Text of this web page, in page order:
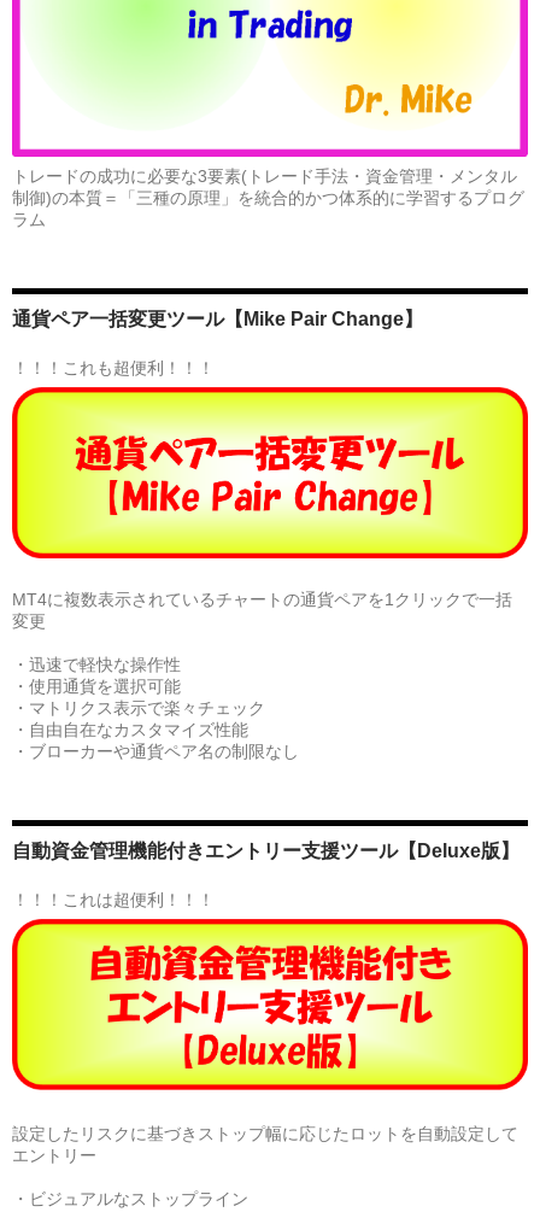
と
レ
ー
ド
点
♪
トレードの成功に必要な3要素(トレード手法・資金管理・メンタル
制御)の本質＝「三種の原理」を統合的かつ体系的に学習するプログ
ラム
通貨ペア一括変更ツール【Mike Pair Change】
！！！これも超便利！！！
MT4に複数表示されているチャートの通貨ペアを1クリックで一括
変更
・迅速で軽快な操作性
・使用通貨を選択可能
・マトリクス表示で楽々チェック
・自由自在なカスタマイズ性能
・ブローカーや通貨ペア名の制限なし
自動資金管理機能付きエントリー支援ツール【Deluxe版】
！！！これは超便利！！！
設定したリスクに基づきストップ幅に応じたロットを自動設定して
エントリー
・ビジュアルなストップライン